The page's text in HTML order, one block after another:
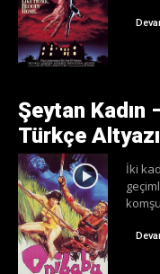
Şeytan Kadın
Türkçe
İki